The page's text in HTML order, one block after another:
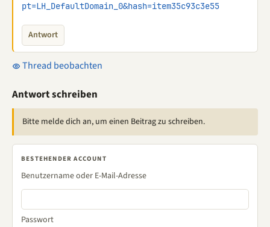
pt=LH_DefaultDomain_0&hash=item35c93c3e55
Antwort
Thread beobachten
Antwort schreiben
Bitte melde dich an, um einen Beitrag zu schreiben.
BESTEHENDER ACCOUNT
Benutzername oder E-Mail-Adresse
Passwort